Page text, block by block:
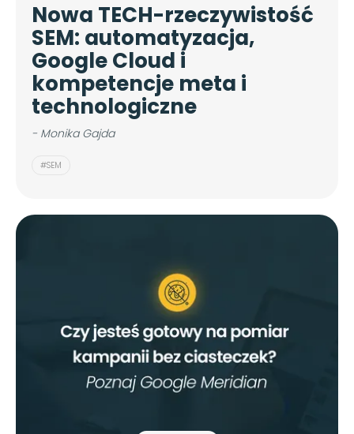
Nowa TECH-rzeczywistość
SEM: automatyzacja,
Google Cloud i
kompetencje meta i
technologiczne
- Monika Gajda
#SEM